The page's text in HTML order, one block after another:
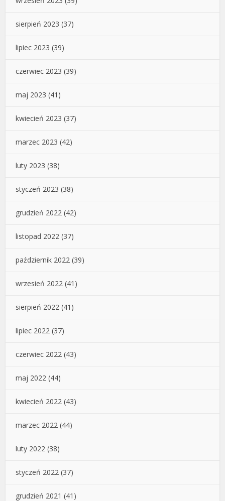
sierpień 2023 (37)
lipiec 2023 (39)
czerwiec 2023 (39)
maj 2023 (41)
kwiecień 2023 (37)
marzec 2023 (42)
luty 2023 (38)
styczeń 2023 (38)
grudzień 2022 (42)
listopad 2022 (37)
październik 2022 (39)
wrzesień 2022 (41)
sierpień 2022 (41)
lipiec 2022 (37)
czerwiec 2022 (43)
maj 2022 (44)
kwiecień 2022 (43)
marzec 2022 (44)
luty 2022 (38)
styczeń 2022 (37)
grudzień 2021 (41)